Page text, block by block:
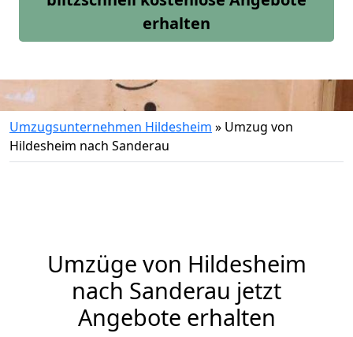
erhalten
Umzugsunternehmen Hildesheim » Umzug von
Hildesheim nach Sanderau
Umzüge von Hildesheim
nach Sanderau jetzt
Angebote erhalten